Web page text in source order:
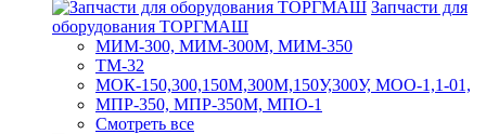
Запчасти для
оборудования ТОРГМАШ
МИМ-300, МИМ-300М, МИМ-350
ТМ-32
МОК-150,300,150М,300М,150У,300У, МОО-1,1-01,
МПР-350, МПР-350М, МПО-1
Смотреть все